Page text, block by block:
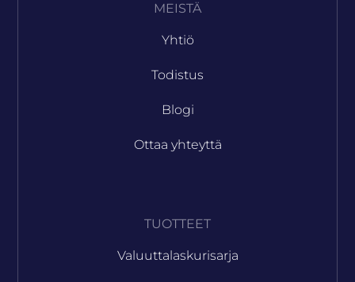
MEISTÄ
Yhtiö
Todistus
Blogi
Ottaa yhteyttä
TUOTTEET
Valuuttalaskurisarja